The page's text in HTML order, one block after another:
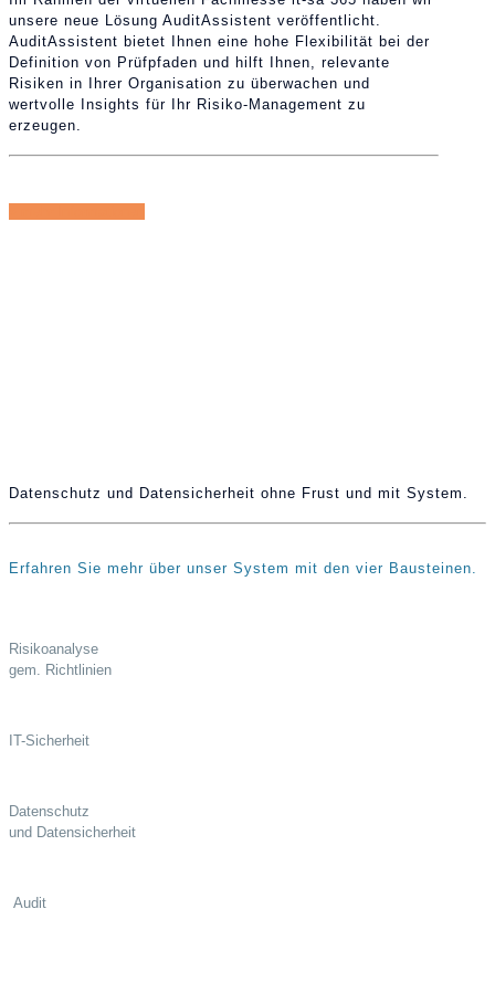
unsere neue Lösung AuditAssistent veröffentlicht.
AuditAssistent bietet Ihnen eine hohe Flexibilität bei der
Definition von Prüfpfaden und hilft Ihnen, relevante
Risiken in Ihrer Organisation zu überwachen und
wertvolle Insights für Ihr Risiko-Management zu
erzeugen.
Datenschutz und Datensicherheit ohne Frust und mit System.
Erfahren Sie mehr über unser System mit den vier Bausteinen.
Risikoanalyse
gem. Richtlinien
IT-Sicherheit
Datenschutz
und Datensicherheit
Audit